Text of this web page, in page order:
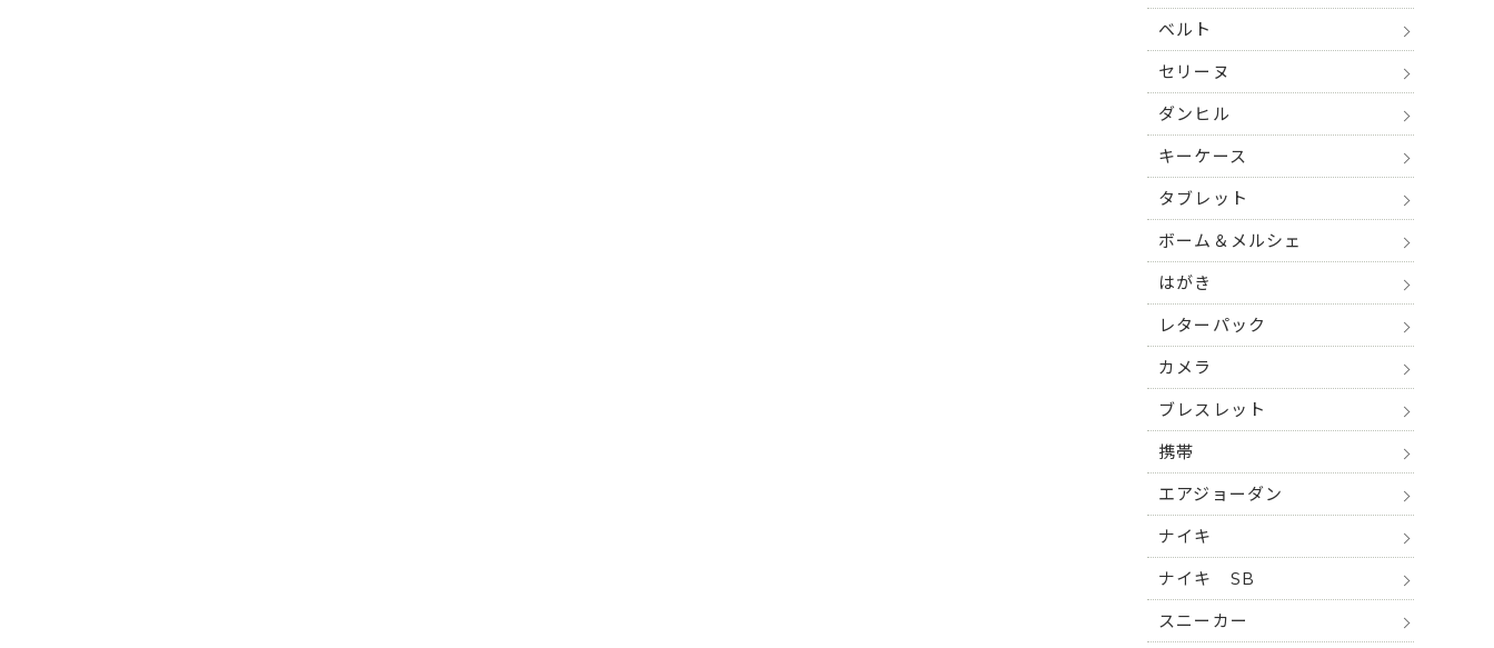
ベルト
セリーヌ
ダンヒル
キーケース
タブレット
ボーム＆メルシェ
はがき
レターパック
カメラ
ブレスレット
携帯
エアジョーダン
ナイキ
ナイキ SB
スニーカー